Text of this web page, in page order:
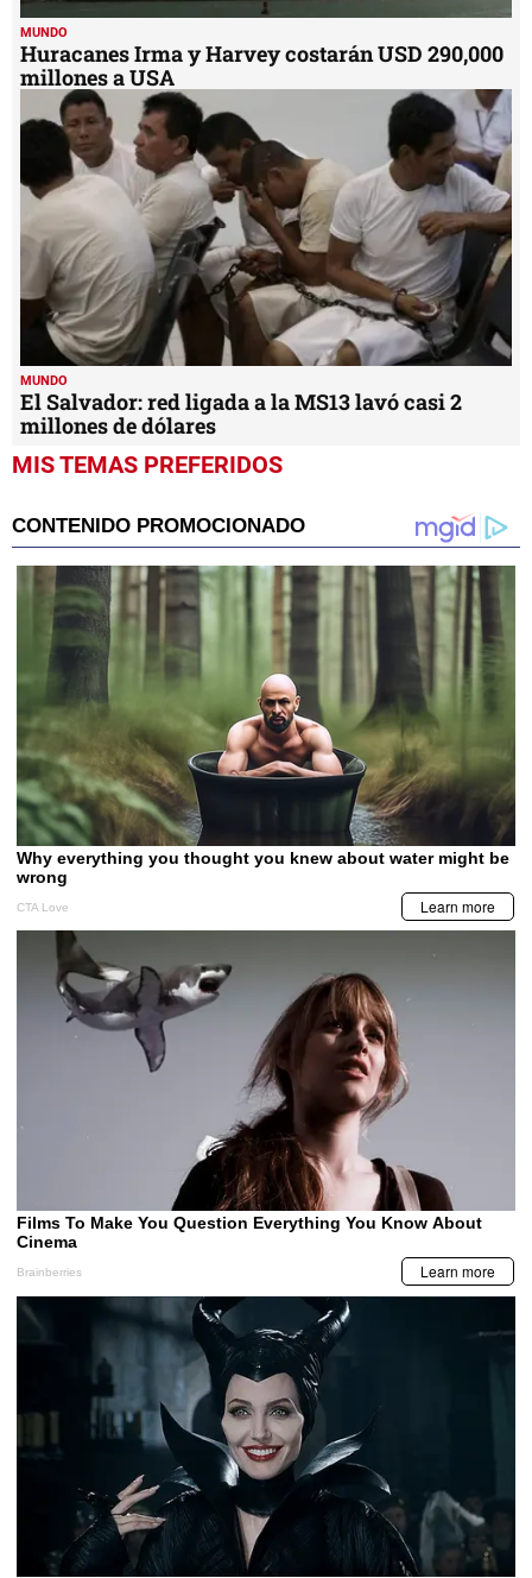
MUNDO
Huracanes Irma y Harvey costarán USD 290,000
millones a USA
MUNDO
El Salvador: red ligada a la MS13 lavó casi 2
millones de dólares
MIS TEMAS PREFERIDOS